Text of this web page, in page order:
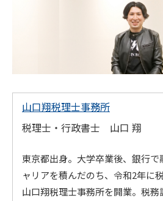
山口翔税理士事務所
税理士・行政書士 山口 翔
東京都出身。大学卒業後、銀行
ャリアを積んだのち、令和2年に
山口翔税理士事務所を開業。税務